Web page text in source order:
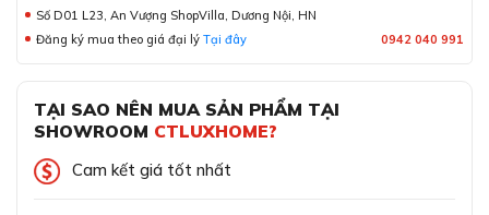
Số D01 L23, An Vượng ShopVilla, Dương Nội, HN
Đăng ký mua theo giá đại lý Tại đây 0942 040 991
TẠI SAO NÊN MUA SẢN PHẨM TẠI
SHOWROOM CTLUXHOME?
Cam kết giá tốt nhất